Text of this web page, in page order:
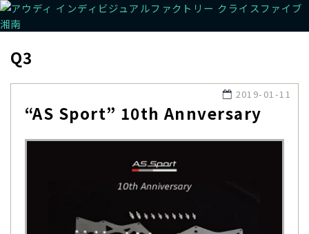
Q3
“AS Sport” 10th Annversary
2019-01-11